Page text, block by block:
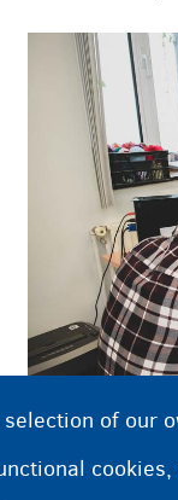
selection of our